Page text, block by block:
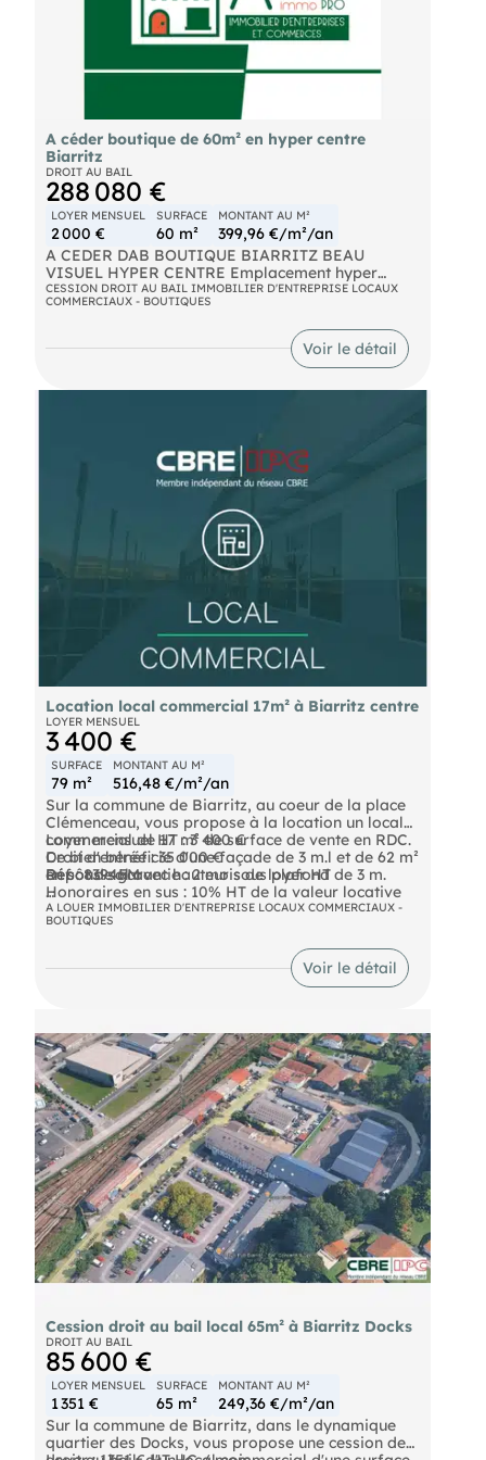
A céder boutique de 60m² en hyper centre
Biarritz
DROIT AU BAIL
288 080 €
LOYER MENSUEL
2 000 €
SURFACE
60 m²
MONTANT AU M²
399,96 €/m²/an
A CEDER DAB BOUTIQUE BIARRITZ BEAU
VISUEL HYPER CENTRE Emplacement hyper
centre de Biarritz, offrant un beau linéaire vitrine
de plus de 10 m. Boutique de plus de 60 m² avec
réserve en sus. Bail neuf, loyer actuel HT/HC
mensuel : 2 000 €. A déspécialiser si nécessaire
avec indemnité bailleur en sus. Les informations
disponibles sur le site Géorisques
CESSION DROIT AU BAIL IMMOBILIER D'ENTREPRISE LOCAUX
COMMERCIAUX - BOUTIQUES
Voir le détail
Location local commercial 17m² à Biarritz centre
LOYER MENSUEL
3 400 €
SURFACE
79 m²
MONTANT AU M²
516,48 €/m²/an
Sur la commune de Biarritz, au coeur de la place
Clémenceau, vous propose à la location un local
commercial de 17 m² de surface de vente en RDC.
Ce bien bénéficie d'une façade de 3 m.l et de 62 m²
en sous-sol avec hauteur sous plafond de 3 m.
Toutes activités sauf nuisances.
Environnement commercial consolidé.
Loyer mensuel HT : 3 400 €
Droit d'entrée : 35 000 €
Dépôt de garantie : 2 mois de loyer HT
Honoraires en sus : 10% HT de la valeur locative
triennale HT à la charge du preneur
Réf : 8394FM
"Les informations sur les risques auxquels ce bien
est exposé sont disponibles sur le site Géorisques :
A LOUER IMMOBILIER D'ENTREPRISE LOCAUX COMMERCIAUX -
BOUTIQUES
Voir le détail
Cession droit au bail local 65m² à Biarritz Docks
DROIT AU BAIL
85 600 €
LOYER MENSUEL
1 351 €
SURFACE
65 m²
MONTANT AU M²
249,36 €/m²/an
Sur la commune de Biarritz, dans le dynamique
quartier des Docks, vous propose une cession de